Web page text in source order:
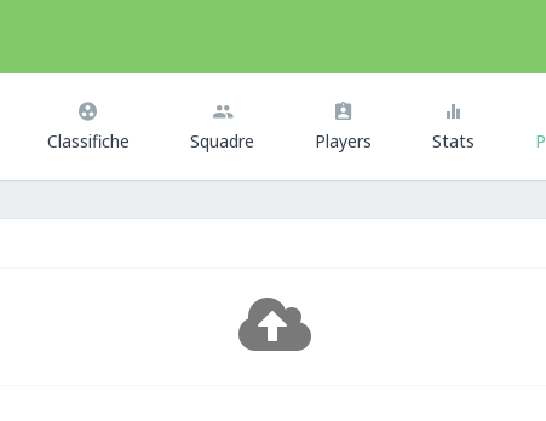
Classifiche Squadre Players Stats